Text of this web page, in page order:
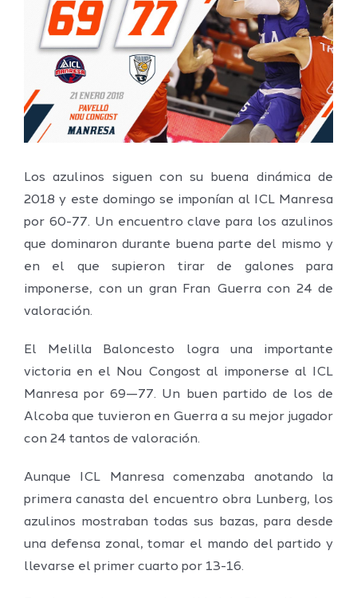
grande
Los azulinos siguen con su buena dinámica de
2018 y este domingo se imponían al ICL Manresa
por 60-77. Un encuentro clave para los azulinos
que dominaron durante buena parte del mismo y
en el que supieron tirar de galones para
imponerse, con un gran Fran Guerra con 24 de
valoración.
El Melilla Baloncesto logra una importante
victoria en el Nou Congost al imponerse al ICL
Manresa por 69—77. Un buen partido de los de
Alcoba que tuvieron en Guerra a su mejor jugador
con 24 tantos de valoración.
Aunque ICL Manresa comenzaba anotando la
primera canasta del encuentro obra Lunberg, los
azulinos mostraban todas sus bazas, para desde
una defensa zonal, tomar el mando del partido y
llevarse el primer cuarto por 13-16.